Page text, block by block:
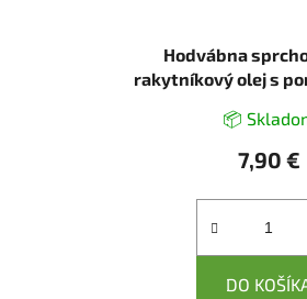
Hodvábna
rakytníkový olej s
📦
7,90 €
DO